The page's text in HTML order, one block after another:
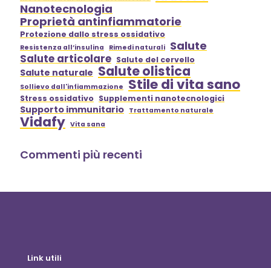
Nanotecnologia
Proprietà antinfiammatorie
Protezione dallo stress ossidativo
Resistenza all’insulina Rimedi naturali Salute
Salute articolare Salute del cervello
Salute naturale Salute olistica
Sollievo dall'infiammazione Stile di vita sano
Stress ossidativo Supplementi nanotecnologici
Supporto immunitario Trattamento naturale
Vidafy Vita sana
Commenti più recenti
Link utili